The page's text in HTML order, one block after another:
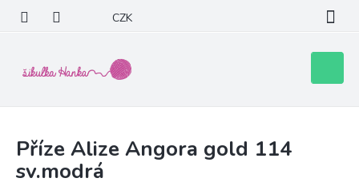
obsah
CZK
košík
Příze Alize Angora gold 114
sv.modrá